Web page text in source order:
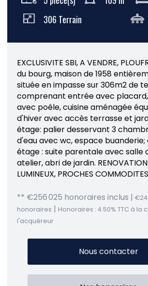
306 Terrain
EXCLUSIVITE SBI, A VENDRE,
du bourg, maison de 1958
située en impasse sur 306m2 de
comprenant entrée avec
avec poêle, cuisine aménagée
d'hiver avec accès terrasse et
étage: palier desservant 3
d'eau avec wc, espace buanderie;
étage : suite parentale avec salle
atelier, abri de jardin. RENOVATION
LUMINEUX, PROCHES
** €256 025 honoraires inclus |
honoraires | Honoraires : 4.50% TTC à la
l'acquéreur
Nous contacter